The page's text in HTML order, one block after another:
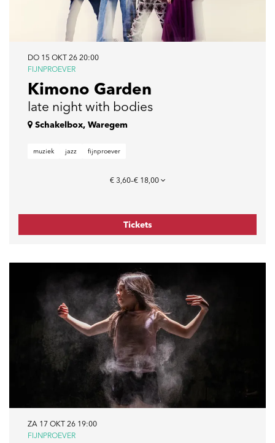
Kimono Garden
late night with bodies
FIJNPROEVER
DO 15 OKT 26 20:00
Schakelbox, Waregem
muziek jazz fijnproever
€ 3,60–€ 18,00
Tickets
FIJNPROEVER
ZA 17 OKT 26 19:00